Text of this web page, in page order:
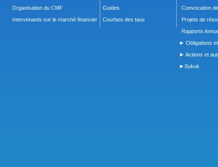
Organisation du CMF
Intervenants sur le marché financier
Guides
Courbes des taux
Convocation
Projets de
Rapports
► Obligations
► Actions et
►Sukuk